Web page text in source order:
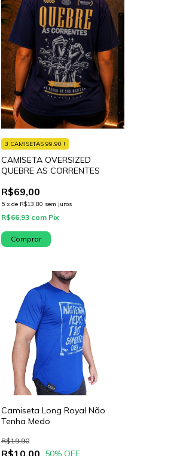
CAMISETA OVERSIZED
QUEBRE AS CORRENTES
R$69,00
5 x de R$13,80 sem juros
3 CAMISETAS 99.90 !
R$66,93 com Pix
Comprar
Camiseta Long Royal Não
Tenha Medo
R$10,00
R$19,90
50% OFF